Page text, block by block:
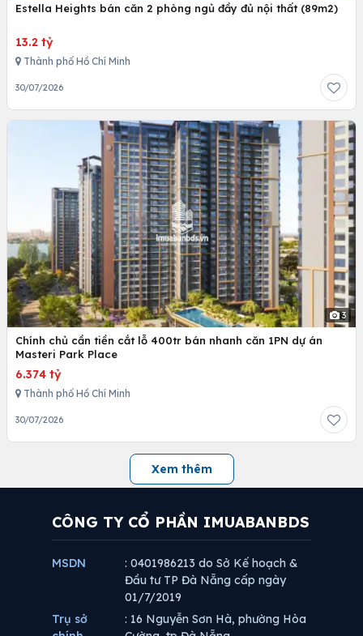
Estella Heights bán căn 2 phòng ngủ đầy đủ nội thất (89m2)
13.2 tỷ
Thành phố Hồ Chí Minh
30/07/2026
3
Chính chủ cần tiền cắt lỗ 400tr bán nhanh căn 1PN dự án
Masteri Park Place
6.374 tỷ
Thành phố Hồ Chí Minh
30/07/2026
Xem thêm
CÔNG TY CỔ PHẦN IMUABANBDS
MSDN
: 0401986213 do Sở Kế hoạch &
Đầu tư TP Đà Nẵng cấp ngày
01/7/2019
Trụ sở
: 16 Nguyễn Sơn Hà, phường Hòa